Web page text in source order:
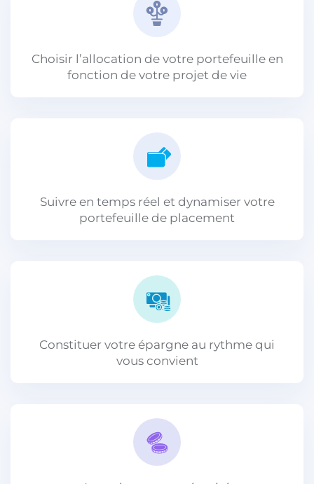
Choisir l’allocation de votre portefeuille en
fonction de votre projet de vie
Suivre en temps réel et dynamiser votre
portefeuille de placement
Constituer votre épargne au rythme qui
vous convient